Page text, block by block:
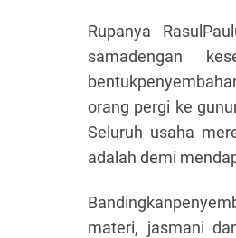
Rupanya
samadengan
orang pergi ke
Seluruh usaha
adalah demi
materi, jasmani